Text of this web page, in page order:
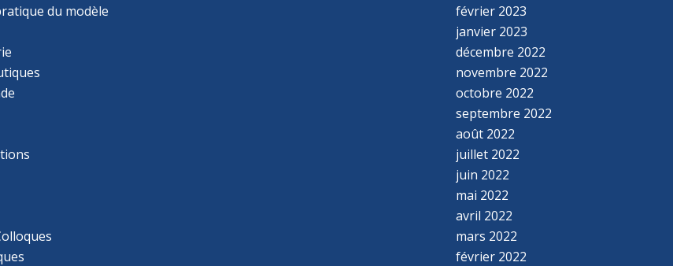
du modèle
février 2023
janvier 2023
décembre 2022
novembre 2022
octobre 2022
septembre 2022
août 2022
juillet 2022
juin 2022
mai 2022
avril 2022
mars 2022
février 2022